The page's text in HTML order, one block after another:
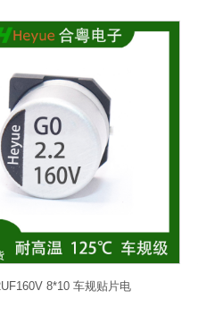
8*10 车规贴片电